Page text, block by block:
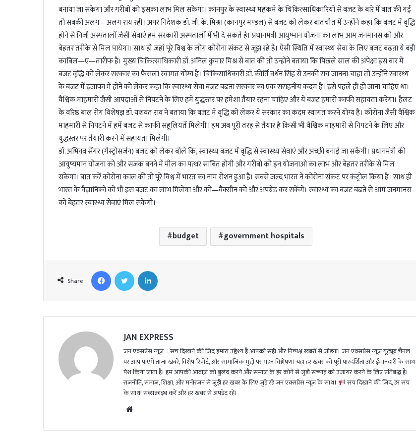
बनाया जा सकेगा और गरीबों को इसका लाभ मिल सकेगा। कानपुर के स्वास्थ्य महकमे के चिकित्साधिकारियों से बजट के बारे में बात की गई
तो सबकी अलग—अलग राय रही। अपर निदेशक डॉ. जी. के. मिश्रा (कानपुर मण्डल) से बजट को लेकर बातचीत में उन्होंने कहा कि बजट में वृद्धि
होने से निजी अस्पतालों जैसी सेवाएं हम सरकारी अस्पतालों में भी दे सकते है। प्रधानमंत्री आयुष्मान योजना का लाभ आम जनमानस को और
बेहतर तरीके से मिल पायेगा। साथ ही जहां पूरे विश्व के लोग कोरोना संकट से जूझ रहे है। ऐसी स्थिति में स्वास्थ्य सेवा के लिए बजट बढऩा ये बड़ी
काबिल—ए—तारीफ है। मुख्य चिकित्साधिकारी डॉ. अनिल कुमार मिश्र से बात की तो उन्होंने बताया कि पिछले साल की अपेक्षा इस बार मे
बजट वृद्धि को लेकर सरकार का फैसला स्वागत योग्य है। चिकिसाधिकारी डॉ. कीर्ति वर्धन सिंह से उनकी राय जानना चाहा तो उन्होंने स्वास्थ्य
के बजट में इजाफा में होने को लेकर कहा कि स्वास्थ्य सेवा बजट बढऩा सरकार का एक सराहनीय कदम है। इसे पहले ही हो जाना चाहिए था।
वैश्विक माहमारी जैसी आपदाओं से निपटने के लिए हमें युद्धस्तर पर हमेशा तैयार रहना चाहिए और ये बजट हमारी काफी सहायता करेगा। हैलट
के वरिष्ठ बाल रोग विशेषज्ञ डॉ. यशवंत राव ने बताया कि बजट में वृद्धि को लेकर ये सरकार का कदम स्वागत करने योग्य है। कोरोना जैसी वैश्विक
माहमारी से निपटने में हमें बजट से काफी सहूलियतें मिलेंगी। हम अब पूरी तरह से तैयार है किसी भी वैश्विक माहमारी से निपटने के लिए और
युद्धस्तर पर तैयारी करने में सहायता मिलेगी।
डॉ. अभिनव सेंगर (गैस्ट्रोसर्जन) बजट को लेकर बोले कि, स्वास्थ्य बजट में वृद्धि से स्वास्थ्य सेवाएं और अच्छी बनाई जा सकेंगी। प्रधानमंत्री की
आयुष्यमान योजना को और सजक बनने में मील का पत्थर साबित होगी और गरीबों को इन योजनाओ का लाभ और बेहतर तरीके से मिल
सकेगा। बात करें कोरोना काल की तो पूरे विश्व में भारत का नाम रोशन हुआ है। सबसे जल्द भारत ने कोरोना संकट पर कंट्रोल किया है। साथ ही
भारत के वैज्ञानिकों को भी इस बजट का लाभ मिलेगा और को—वैक्सीन को और अपग्रेड कर सकेंगे। स्वास्थ्य का बजट बढऩे से आम जनमानस
को बेहतर स्वास्थ्य सेवाएं मिल सकेगी।
budget government hospitals
Share
JAN EXPRESS
जन एक्सप्रेस न्यूज़ – सच दिखाने की ज़िद हमारा उद्देश्य है आपको सही और निष्पक्ष खबरों से जोड़ना। जन एक्सप्रेस न्यूज़ यूट्यूब चैनल
पर आप पाएंगे ताजा खबरें, विशेष रिपोर्ट, और सामाजिक मुद्दों पर गहन विश्लेषण। यहां हर खबर को पूरी पारदर्शिता और ईमानदारी के साथ
पेश किया जाता है। हम आपकी आवाज़ को बुलंद करने और समाज के हर कोने से जुड़ी सच्चाई को उजागर करने के लिए प्रतिबद्ध हैं।
राजनीति, समाज, शिक्षा, और मनोरंजन से जुड़ी हर खबर के लिए जुड़े रहें जन एक्सप्रेस न्यूज़ के साथ।
सच दिखाने की ज़िद, हर सच
के साथ! सब्सक्राइब करें और हर खबर से अपडेट रहें।
te